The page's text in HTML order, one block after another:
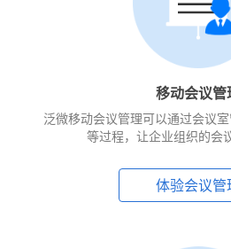
移动会议管
泛微移动会议管理可以通过会议
等过程，让企业组织的会
体验会议管